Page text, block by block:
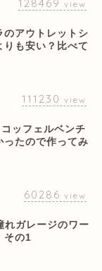
128469 view
のアウトレットシ
りも安い？比べて
111230 view
ッフェルベンチ
ったので作ってみ
60286 view
れガレージのワー
その1